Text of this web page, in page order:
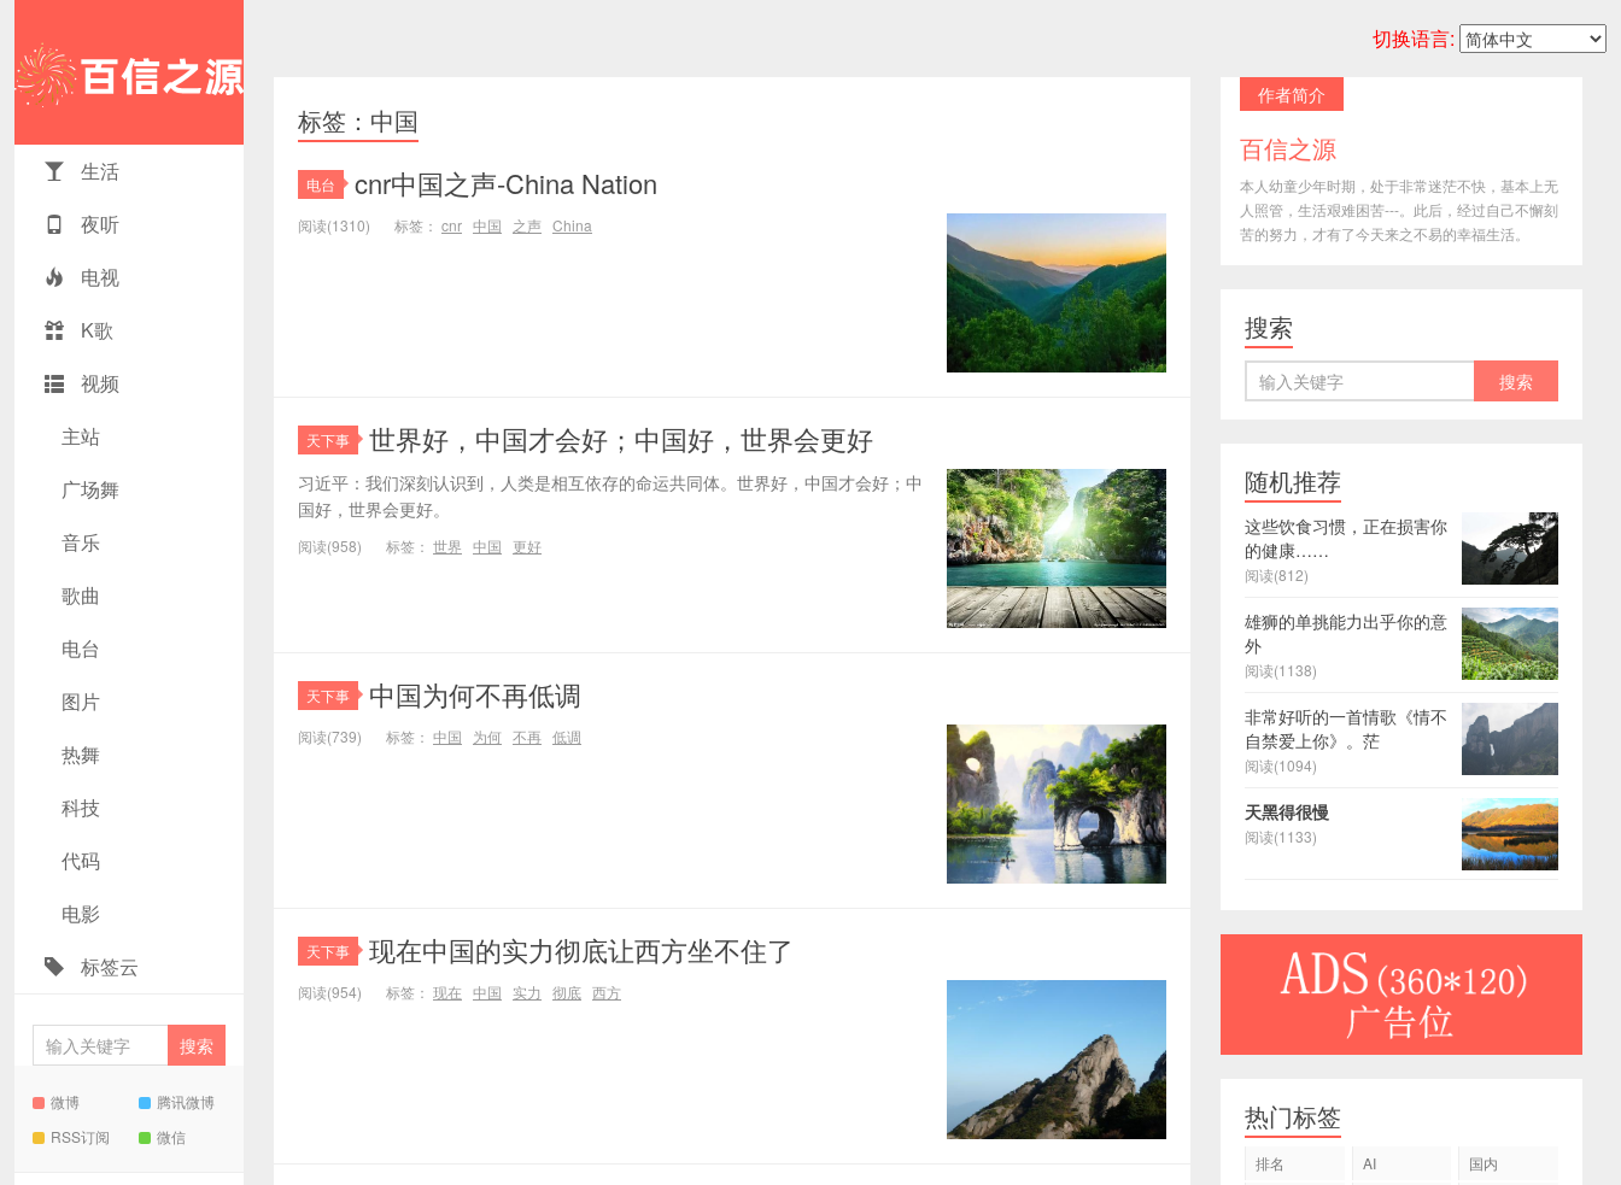
切换语言:
生活
夜听
电视
K歌
视频
主站
广场舞
音乐
歌曲
电台
图片
热舞
科技
代码
电影
标签云
微博
腾讯微博
RSS订阅
微信
标签：中国
电台 cnr中国之声-China Nation
阅读(1310) 标签： cnr 中国 之声 China
天下事 世界好，中国才会好；中国好，世界会更好
习近平：我们深刻认识到，人类是相互依存的命运共同体。世界好，中国才会好；中
国好，世界会更好。
阅读(958) 标签： 世界 中国 更好
天下事 中国为何不再低调
阅读(739) 标签： 中国 为何 不再 低调
天下事 现在中国的实力彻底让西方坐不住了
阅读(954) 标签： 现在 中国 实力 彻底 西方
作者简介
百信之源
本人幼童少年时期，处于非常迷茫不快，基本上无
人照管，生活艰难困苦---。此后，经过自己不懈刻
苦的努力，才有了今天来之不易的幸福生活。
搜索
随机推荐
这些饮食习惯，正在损害你
的健康……
阅读(812)
雄狮的单挑能力出乎你的意
外
阅读(1138)
非常好听的一首情歌《情不
自禁爱上你》。茫
阅读(1094)
天黑得很慢
阅读(1133)
热门标签
排名 AI
国内